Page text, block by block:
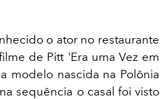
o ator no restaurante
de Pitt 'Era uma Vez em
modelo nascida na Polônia
sequência o casal foi visto